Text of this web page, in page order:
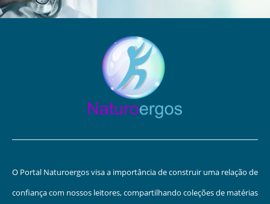
O Portal Naturoergos visa a importância de construir uma relação de
confiança com nossos leitores, compartilhando coleções de matérias